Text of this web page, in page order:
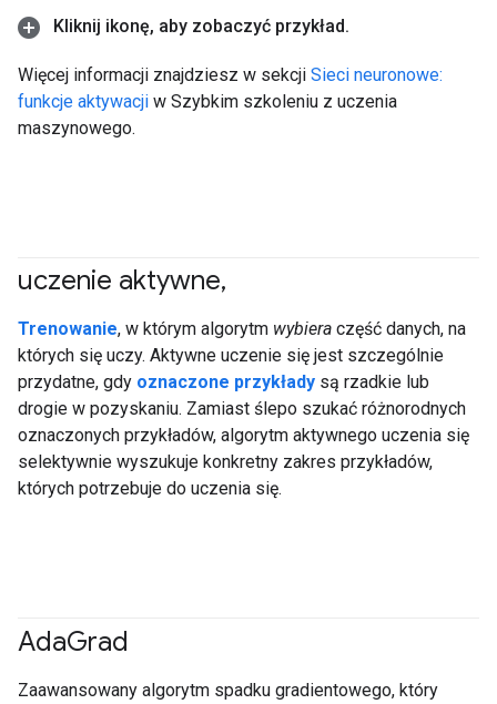
Kliknij ikonę, aby zobaczyć przykład.
Więcej informacji znajdziesz w sekcji Sieci neuronowe:
funkcje aktywacji w Szybkim szkoleniu z uczenia
maszynowego.
uczenie aktywne,
Trenowanie, w którym algorytm wybiera część danych, na
których się uczy. Aktywne uczenie się jest szczególnie
przydatne, gdy oznaczone przykłady są rzadkie lub
drogie w pozyskaniu. Zamiast ślepo szukać różnorodnych
oznaczonych przykładów, algorytm aktywnego uczenia się
selektywnie wyszukuje konkretny zakres przykładów,
których potrzebuje do uczenia się.
AdaGrad
Zaawansowany algorytm spadku gradientowego, który